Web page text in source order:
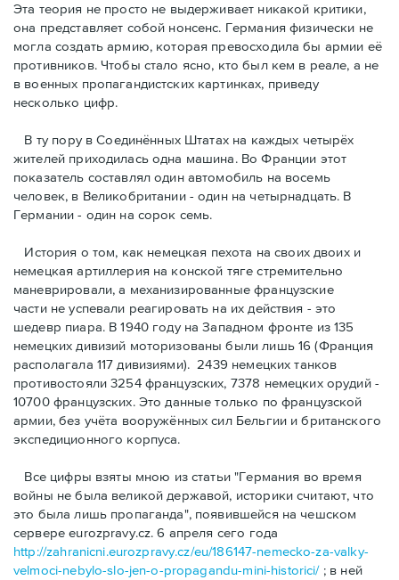
Эта теория не просто не выдерживает никакой критики,
она представляет собой нонсенс. Германия физически не
могла создать армию, которая превосходила бы армии её
противников. Чтобы стало ясно, кто был кем в реале, а не
в военных пропагандистских картинках, приведу
несколько цифр.
В ту пору в Соединённых Штатах на каждых четырёх
жителей приходилась одна машина. Во Франции этот
показатель составлял один автомобиль на восемь
человек, в Великобритании - один на четырнадцать. В
Германии - один на сорок семь.
История о том, как немецкая пехота на своих двоих и
немeцкая артиллерия на конской тяге стремительно
маневрировали, а механизированные французские
части не успевали реагировать на их действия - это
шедевр пиара. В 1940 году на Западном фронте из 135
немецких дивизий моторизованы были лишь 16 (Франция
располагала 117 дивизиями). 2439 немецких танков
противостояли 3254 французских, 7378 немецких орудий -
10700 французских. Это данные только по французской
армии, без учёта вооружённых сил Бельгии и британского
экспедиционного корпуса.
Bсе цифры взяты мною из статьи "Германия во время
войны не была великой державой, историки считают, что
это была лишь пропаганда", появившейся на чешском
сервере eurozpravy.cz. 6 апреля сего года
http://zahranicni.eurozpravy.cz/eu/186147-nemecko-za-valky-
velmoci-nebylo-slo-jen-o-propagandu-mini-historici/; в ней